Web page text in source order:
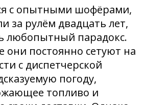
с опытными шофёрами,
за рулём двадцать лет,
любопытный парадокс.
они постоянно сетуют на
с диспетчерской
погоду,
топливо и